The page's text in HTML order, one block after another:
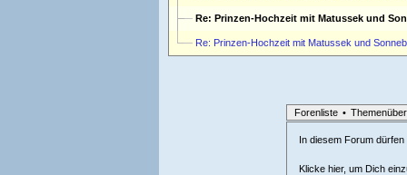
Re: Prinzen-Hochzeit mit Matussek und
Re: Prinzen-Hochzeit mit Matussek und
Forenliste •
In diesem Forum
Klicke hier, um Dich